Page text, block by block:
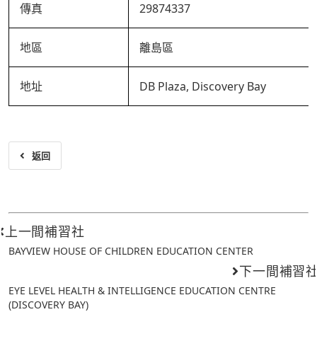
傳真 29874337
地區 離島區
地址 DB Plaza, Discovery Bay
返回
上一間補習社
BAYVIEW HOUSE OF CHILDREN EDUCATION CENTER
下一間補習
EYE LEVEL HEALTH & INTELLIGENCE EDUCATION CENTRE
(DISCOVERY BAY)